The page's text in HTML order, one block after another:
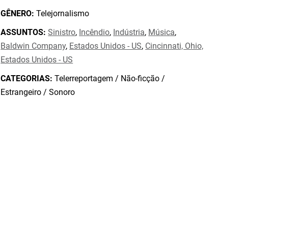
GÊNERO: Telejornalismo
ASSUNTOS: Sinistro, Incêndio, Indústria, Música,
Baldwin Company, Estados Unidos - US, Cincinnati, Ohio,
Estados Unidos - US
CATEGORIAS: Telerreportagem / Não-ficção /
Estrangeiro / Sonoro